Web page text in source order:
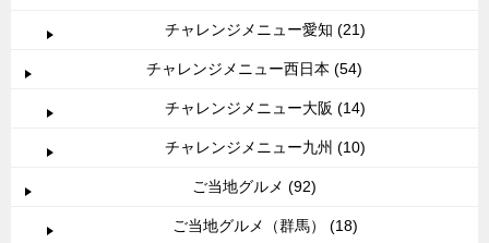
チャレンジメニュー愛知 (21)
チャレンジメニュー西日本 (54)
チャレンジメニュー大阪 (14)
チャレンジメニュー九州 (10)
ご当地グルメ (92)
ご当地グルメ（群馬） (18)